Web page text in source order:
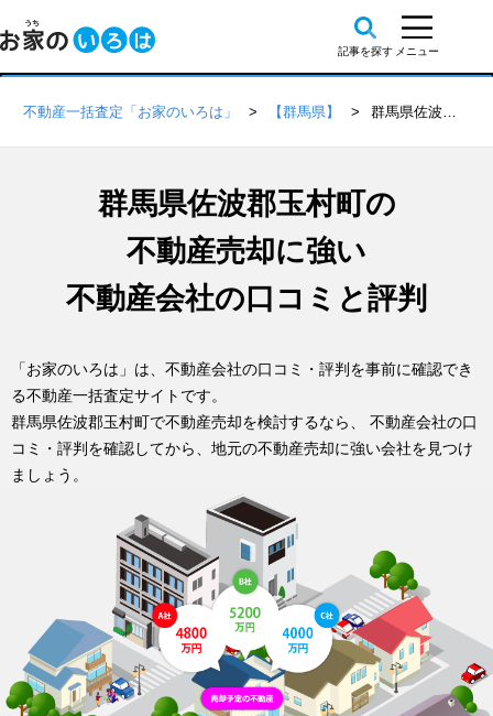
不動産一括査定「お家のいろは」 【群馬県】 群馬県佐波郡玉村町の不動産会社 口コミ・評判一覧
群馬県佐波郡玉村町の
不動産売却に強い
不動産会社の口コミと評判
「お家のいろは」は、不動産会社の口コミ・評判を事前に確認でき
る不動産一括査定サイトです。
群馬県佐波郡玉村町で不動産売却を検討するなら、 不動産会社の口
コミ・評判を確認してから、地元の不動産売却に強い会社を見つけ
ましょう。